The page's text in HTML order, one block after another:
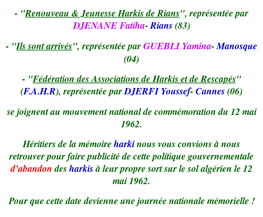
- "Renouveau & Jeunesse Harkis de Rians", représentée par
DJENANE Fatiha-Rians(83)
- "Ils sont arrivés", représentée parGUEBLI Yamina-Manosque
(04)
- "Fédération des Associations de Harkis et de Rescapés"
(F.A.H.R), représentée parDJERFI Youssef-Cannes(06)
se joignent au mouvement national de commémoration du 12 mai
1962.
Héritiers de la mémoireharkinous vous convions à nous
retrouver pour faire publicité de cette politique gouvernementale
d’abandondesharkisà leur propre sort sur le sol algérien le 12
mai 1962.
Pour que cette date devienne une journée nationale mémorielle !